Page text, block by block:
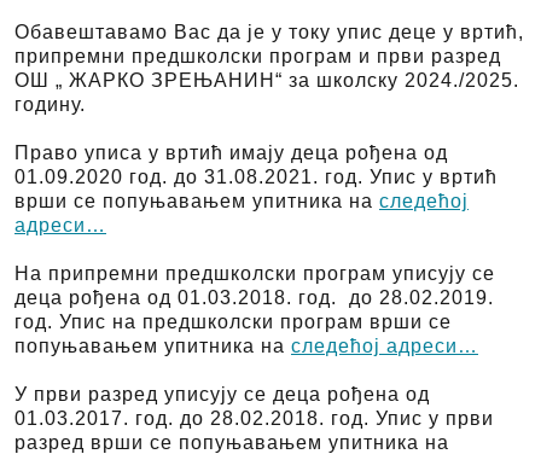
Обавештавамо Вас да је у току упис деце у вртић,
припремни предшколски програм и први разред
ОШ „ ЖАРКО ЗРЕЊАНИН“ за школску 2024./2025.
годину.
Право уписа у вртић имају деца рођена од
01.09.2020 год. до 31.08.2021. год. Упис у вртић
врши се попуњавањем упитника на следећој
адреси…
На припремни предшколски програм уписују се
деца рођена од 01.03.2018. год. до 28.02.2019.
год. Упис на предшколски програм врши се
попуњавањем упитника на следећој адреси…
У први разред уписују се деца рођена од
01.03.2017. год. до 28.02.2018. год. Упис у први
разред врши се попуњавањем упитника на